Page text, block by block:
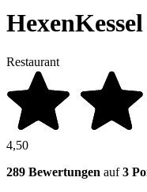
Restaurant
4,50
289 Bewertungen auf3